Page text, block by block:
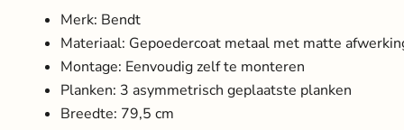
Merk: Bendt
Materiaal: Gepoedercoat metaal met matte
Montage: Eenvoudig zelf te monteren
Planken: 3 asymmetrisch geplaatste planken
Breedte: 79,5 cm